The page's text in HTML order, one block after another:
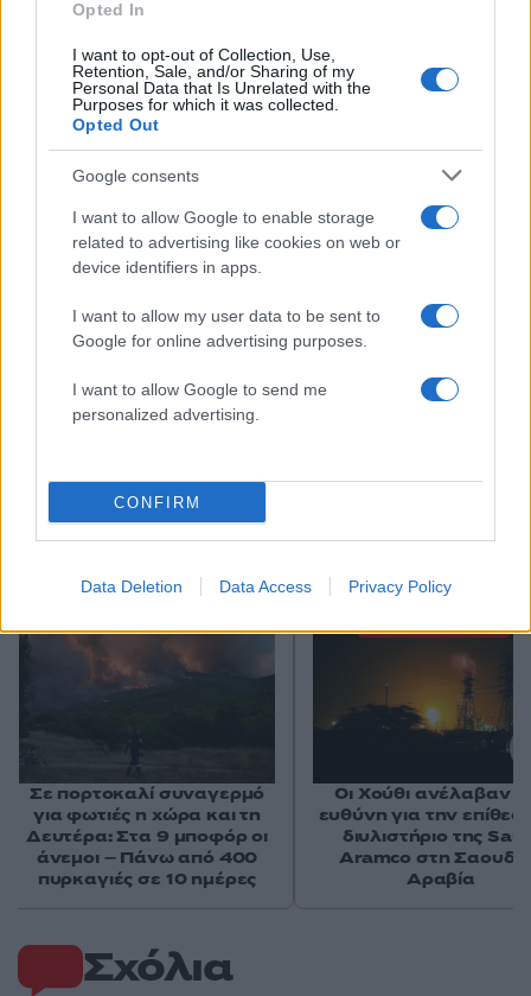
Opted In
I want to opt-out of Collection, Use,
Retention, Sale, and/or Sharing of my
Personal Data that Is Unrelated with the
Purposes for which it was collected.
Opted Out
Google consents
I want to allow Google to enable storage
related to advertising like cookies on web or
device identifiers in apps.
I want to allow my user data to be sent to
Google for online advertising purposes.
I want to allow Google to send me
personalized advertising.
CONFIRM
Data Deletion Data Access Privacy Policy
χρόνια έχει αναδείξει το καλλιτεχνικό του ταλέντο
ως ζωγράφος και έχει λάβει μέρος σε πολλές
εκθέσεις.
Σχόλια
Αν τα χάσατε
Σε πορτοκαλί συναγερμό
για φωτιές η χώρα και τη
Δευτέρα: Στα 9 μποφόρ οι
άνεμοι – Πάνω από 400
πυρκαγιές σε 10 ημέρες
Οι Χούθι ανέλαβαν
ευθύνη για την
διυλιστήριο της
Aramco στη
Αραβία